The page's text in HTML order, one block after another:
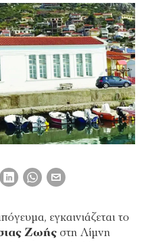
εγκαινιάζεται το
Ζωήςστη Λίμνη